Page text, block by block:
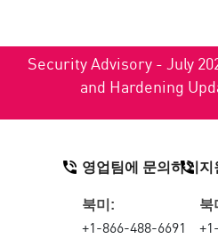
Security Advisory - July
and Hardening
영업팀에 문의하기
북미:
+1-866-488-6691
지
북